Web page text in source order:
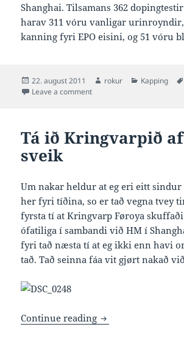
Shanghai. Tilsamans 362
harav 311 vóru vanligar
kanning fyri EPO eisini, og 51 vóru
Posted
on
22. august 2011 Author
rokur Categories
Kapping
Leave a commenton Eingin tikin fyri doping á
Tá ið Kringvarpið
sveik
Um nakar heldur at eg eri eitt
her fyri tíðina, so er tað vegna tvey
fyrsta tí at Kringvarp Føroya skuffaði
ófatiliga í sambandi við HM í
fyri tað næsta tí at eg ikki enn havi
tað. Tað seinna fáa vit gjørt nakað
Continue reading Tá ið Kringvarpið